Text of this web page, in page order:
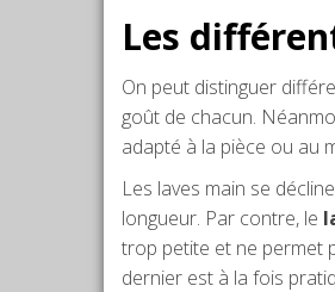
Les
On peut distinguer
goût de chacun.
adapté à la pièce ou au
Les laves main se
longueur. Par contre, le
trop petite et ne permet
dernier est à la fois